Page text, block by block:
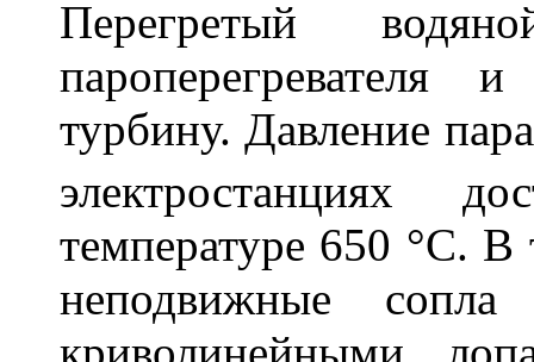
Перегретый
пароперегревателя
турбину. Давление
электростанциях
температуре 650 °С. В
неподвижные
криволинейными